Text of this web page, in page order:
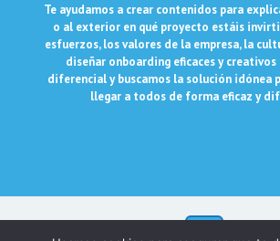
Te ayudamos a crear contenidos para
o al exterior en qué proyecto estáis
esfuerzos, los valores de la empresa, la
diseñar onboarding eficaces y creativos
diferencial y buscamos la solución idónea
llegar a todos de forma eficaz y